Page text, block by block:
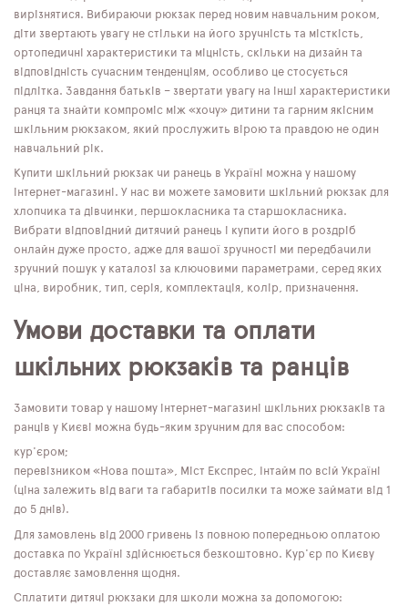
вирізнятися. Вибираючи рюкзак перед новим навчальним роком,
діти звертають увагу не стільки на його зручність та місткість,
ортопедичні характеристики та міцність, скільки на дизайн та
відповідність сучасним тенденціям, особливо це стосується
підлітка. Завдання батьків – звертати увагу на інші характеристики
ранця та знайти компроміс між «хочу» дитини та гарним якісним
шкільним рюкзаком, який прослужить вірою та правдою не один
навчальний рік.
Купити шкільний рюкзак чи ранець в Україні можна у нашому
інтернет-магазині. У нас ви можете замовити шкільний рюкзак для
хлопчика та дівчинки, першокласника та старшокласника.
Вибрати відповідний дитячий ранець і купити його в роздріб
онлайн дуже просто, адже для вашої зручності ми передбачили
зручний пошук у каталозі за ключовими параметрами, серед яких
ціна, виробник, тип, серія, комплектація, колір, призначення.
Умови доставки та оплати
шкільних рюкзаків та ранців
Замовити товар у нашому інтернет-магазині шкільних рюкзаків та
ранців у Києві можна будь-яким зручним для вас способом:
кур'єром;
перевізником «Нова пошта», Міст Експрес, Інтайм по всій Україні
(ціна залежить від ваги та габаритів посилки та може займати від 1
до 5 днів).
Для замовлень від 2000 гривень із повною попередньою оплатою
доставка по Україні здійснюється безкоштовно. Кур'єр по Києву
доставляє замовлення щодня.
Сплатити дитячі рюкзаки для школи можна за допомогою: